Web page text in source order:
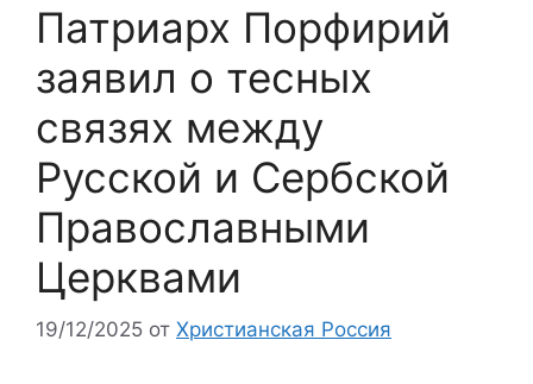
Патриарх Порфирий
заявил о тесных
связях между
Русской и Сербской
Православными
Церквами
19/12/2025 от Христианская Россия